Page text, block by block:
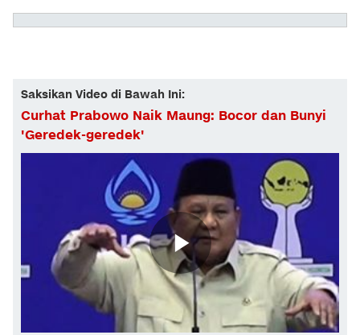
Saksikan Video di Bawah Ini:
Curhat Prabowo Naik Maung: Bocor dan Bunyi
'Geredek-geredek'